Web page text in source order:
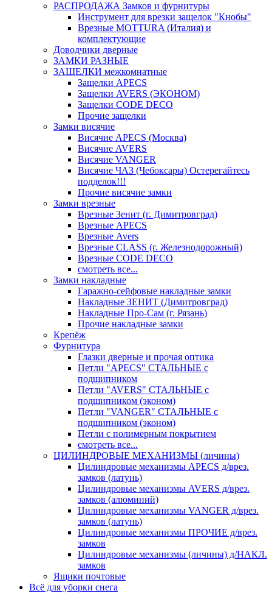
РАСПРОДАЖА Замков и фурнитуры
Инструмент для врезки защелок "Кнобы"
Врезные MOTTURA (Италия) и
комплектующие
Доводчики дверные
ЗАМКИ РАЗНЫЕ
ЗАЩЕЛКИ межкомнатные
Защелки APECS
Защелки AVERS (ЭКОНОМ)
Защелки CODE DECO
Прочие защелки
Замки висячие
Висячие APECS (Москва)
Висячие AVERS
Висячие VANGER
Висячие ЧАЗ (Чебоксары) Остерегайтесь
подделок!!!
Прочие висячие замки
Замки врезные
Врезные Зенит (г. Димитровград)
Врезные APECS
Врезные Avers
Врезные CLASS (г. Железнодорожный)
Врезные CODE DECO
смотреть все...
Замки накладные
Гаражно-сейфовые накладные замки
Накладные ЗЕНИТ (Димитровград)
Накладные Про-Сам (г. Рязань)
Прочие накладные замки
Крепёж
Фурнитура
Глазки дверные и прочая оптика
Петли "APECS" СТАЛЬНЫЕ с
подшипником
Петли "AVERS" СТАЛЬНЫЕ с
подшипником (эконом)
Петли "VANGER" СТАЛЬНЫЕ с
подшипником (эконом)
Петли с полимерным покрытием
смотреть все...
ЦИЛИНДРОВЫЕ МЕХАНИЗМЫ (личины)
Цилиндровые механизмы APECS д/врез.
замков (латунь)
Цилиндровые механизмы AVERS д/врез.
замков (алюминий)
Цилиндровые механизмы VANGER д/врез.
замков (латунь)
Цилиндровые механизмы ПРОЧИЕ д/врез.
замков
Цилиндровые механизмы (личины) д/НАКЛ.
замков
Ящики почтовые
Всё для уборки снега